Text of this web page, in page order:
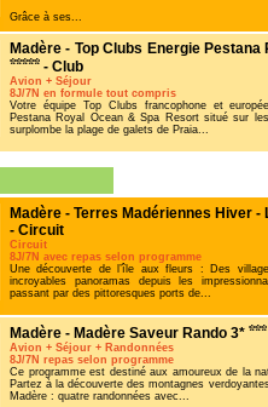
Grâce à ses...
Madère - Top Clubs Energie
- Club
Avion + Séjour
8J/7N en formule tout compris
Votre équipe Top Clubs francophone et
Pestana Royal Ocean & Spa Resort situé sur
surplombe la plage de galets de Praia...
Madère - Terres Madériennes Hiver -
- Circuit
Circuit
8J/7N avec repas selon programme
Une découverte de l’île aux fleurs : Des
incroyables panoramas depuis les
passant par des pittoresques ports de...
Madère - Madère Saveur Rando 3*
Avion + Séjour + Randonnées
8J/7N repas selon programme
Ce programme est destiné aux amoureux de la
Partez à la découverte des montagnes
Madère : quatre randonnées avec...